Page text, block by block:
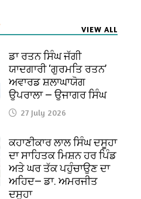
VIEW ALL
ਡਾ ਰਤਨ ਸਿੰਘ ਜੱਗੀ
ਯਾਦਗਾਰੀ ‘ਗੁਰਮਤਿ ਰਤਨ’
ਅਵਾਰਡ ਸ਼ਲਾਘਾਯੋਗ
ਉਪਰਾਲਾ — ਉਜਾਗਰ ਸਿੰਘ
27 July 2026
ਕਹਾਣੀਕਾਰ ਲਾਲ ਸਿੰਘ ਦਸੂਹਾ
ਦਾ ਸਾਹਿਤਕ ਮਿਸ਼ਨ ਹਰ ਪਿੰਡ
ਅਤੇ ਘਰ ਤੱਕ ਪਹੁੰਚਾਉਣ ਦਾ
ਅਹਿਦ— ਡਾ. ਅਮਰਜੀਤ
ਦਸੂਹਾ